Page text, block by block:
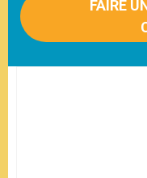
FAIRE